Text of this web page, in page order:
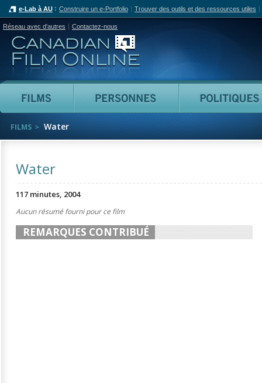
e-Lab à AU Construire un e-Portfolio Trouver des outils et des ressources utiles
Réseau avec d'autres Contactez-nous
Canadian Film Online
Films Personnes
FILMS Water
Water
117 minutes, 2004
Aucun résumé fourni pour ce film
REMARQUES CONTRIBUÉ